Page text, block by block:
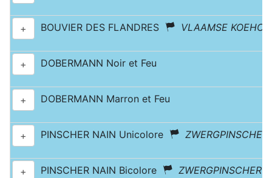
+ BOUVIER DES FLANDRES VLAAMSE
+ DOBERMANN Noir et Feu
+ DOBERMANN Marron et Feu
+ PINSCHER NAIN Unicolore ZWERGPINSCHER
+ PINSCHER NAIN Bicolore ZWERGPINSCHER